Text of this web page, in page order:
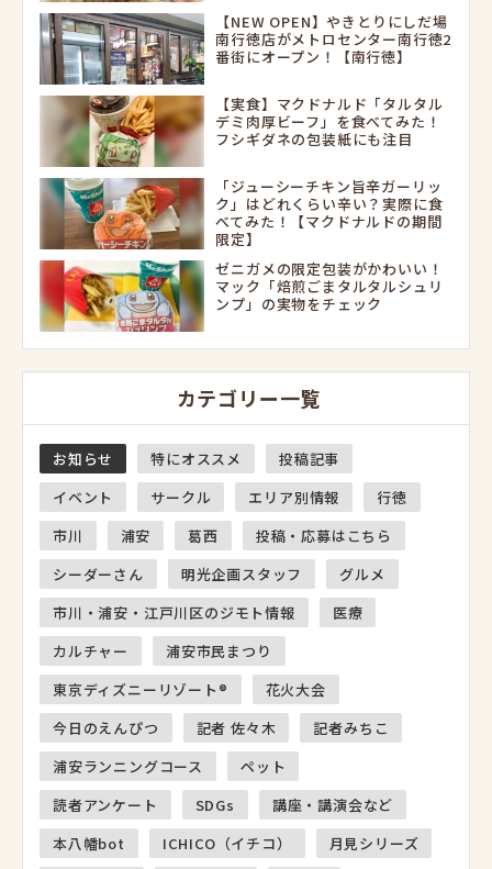
【NEW OPEN】やきとりにしだ場
南行徳店がメトロセンター南行徳2
番街にオープン！【南行徳】
【実食】マクドナルド「タルタル
デミ肉厚ビーフ」を食べてみた！
フシギダネの包装紙にも注目
「ジューシーチキン旨辛ガーリッ
ク」はどれくらい辛い？実際に食
べてみた！【マクドナルドの期間
限定】
ゼニガメの限定包装がかわいい！
マック「焙煎ごまタルタルシュリ
ンプ」の実物をチェック
カテゴリー一覧
お知らせ 特にオススメ
投稿記事
イベント
サークル エリア別情報
行徳
市川
浦安 葛西
投稿・応募はこちら
シーダーさん
明光企画スタッフ
グルメ
市川・浦安・江戸川区のジモト情報
医療
カルチャー
浦安市民まつり
東京ディズニーリゾート®
花火大会
今日のえんぴつ
記者 佐々木
記者みちこ
浦安ランニングコース
ペット
読者アンケート
SDGs
講座・講演会など
本八幡bot
ICHICO（イチコ）
月見シリーズ